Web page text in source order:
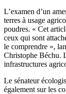
L’examen d’un
terres à usage
poudres. « Cet
ceux qui sont
le comprendre »,
Christophe Béchu.
infrastructures
Le sénateur
également sur les